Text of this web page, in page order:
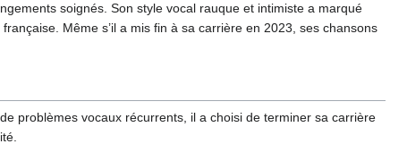
soignés. Son style vocal rauque et intimiste a marqué
Même s’il a mis fin à sa carrière en 2023, ses chansons
problèmes vocaux récurrents, il a choisi de terminer sa carrière